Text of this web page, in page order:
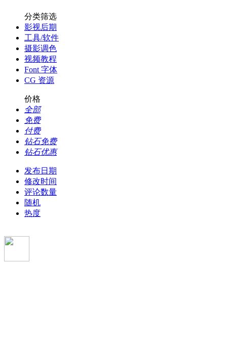
分类筛选
影视后期
工具/软件
摄影调色
视频教程
Font 字体
CG 资源
价格
全部
免费
付费
钻石免费
钻石优惠
发布日期
修改时间
评论数量
随机
热度